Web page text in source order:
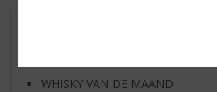
WHISKY VAN DE MAAND